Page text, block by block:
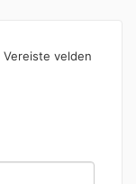
Vereiste velden